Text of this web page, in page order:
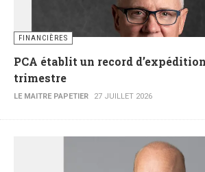
FINANCIÈRES
PCA établit un record
trimestre
LE MAITRE PAPETIER 27 JUILLET 2026